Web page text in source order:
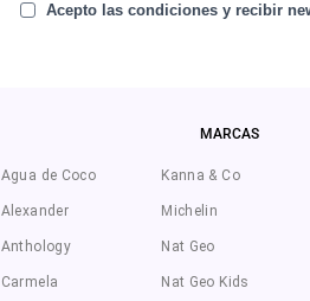
Acepto las condiciones y recibir
MARCAS
Agua de Coco
Alexander
Anthology
Carmela
Kanna & Co
Michelin
Nat Geo
Nat Geo Kids